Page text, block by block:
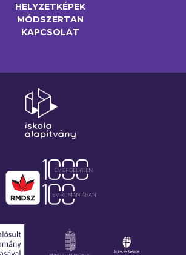
HELYZETKÉPEK
MÓDSZERTAN
KAPCSOLAT